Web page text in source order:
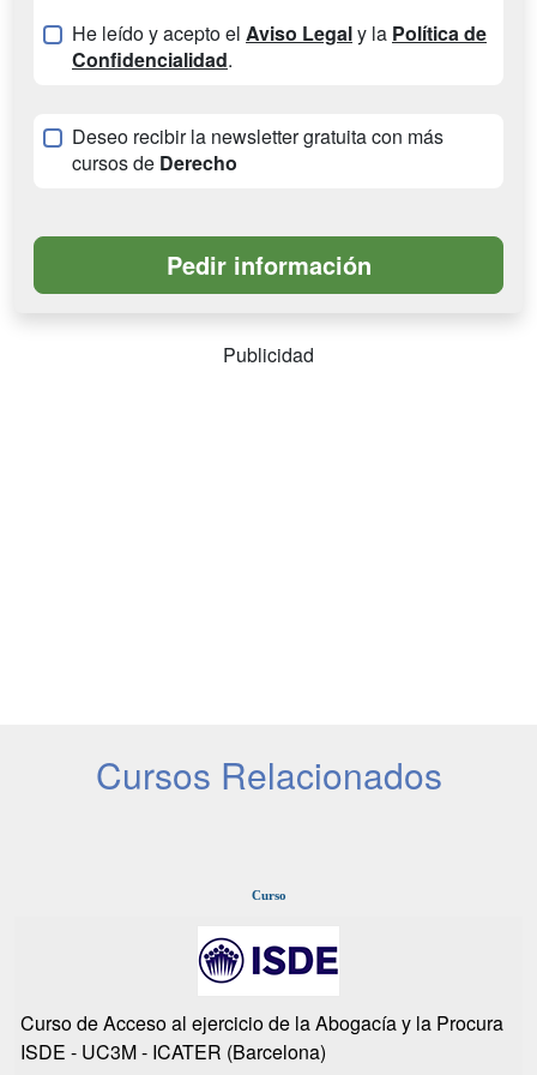
He leído y acepto el Aviso Legaly la Política de
Confidencialidad.
Deseo recibir la newsletter gratuita con más
cursos de Derecho
Publicidad
Cursos Relacionados
Curso
Curso de Acceso al ejercicio de la Abogacía y la Procura
ISDE - UC3M - ICATER (Barcelona)